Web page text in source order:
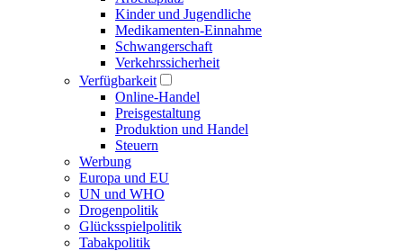
Kinder und Jugendliche
Medikamenten-Einnahme
Schwangerschaft
Verkehrssicherheit
Verfügbarkeit
Online-Handel
Preisgestaltung
Produktion und Handel
Steuern
Werbung
Europa und EU
UN und WHO
Drogenpolitik
Glücksspielpolitik
Tabakpolitik